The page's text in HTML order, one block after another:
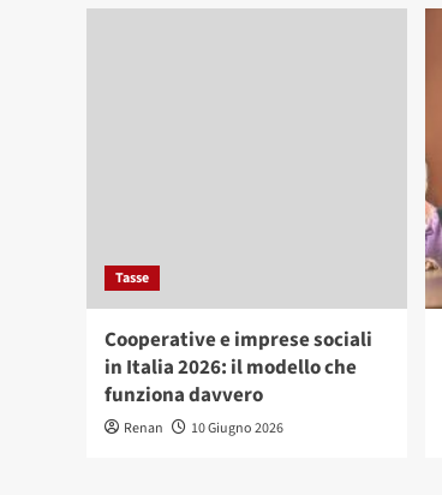
Tasse
Cooperative e imprese sociali
in Italia 2026: il modello che
funziona davvero
Renan 10 Giugno 2026